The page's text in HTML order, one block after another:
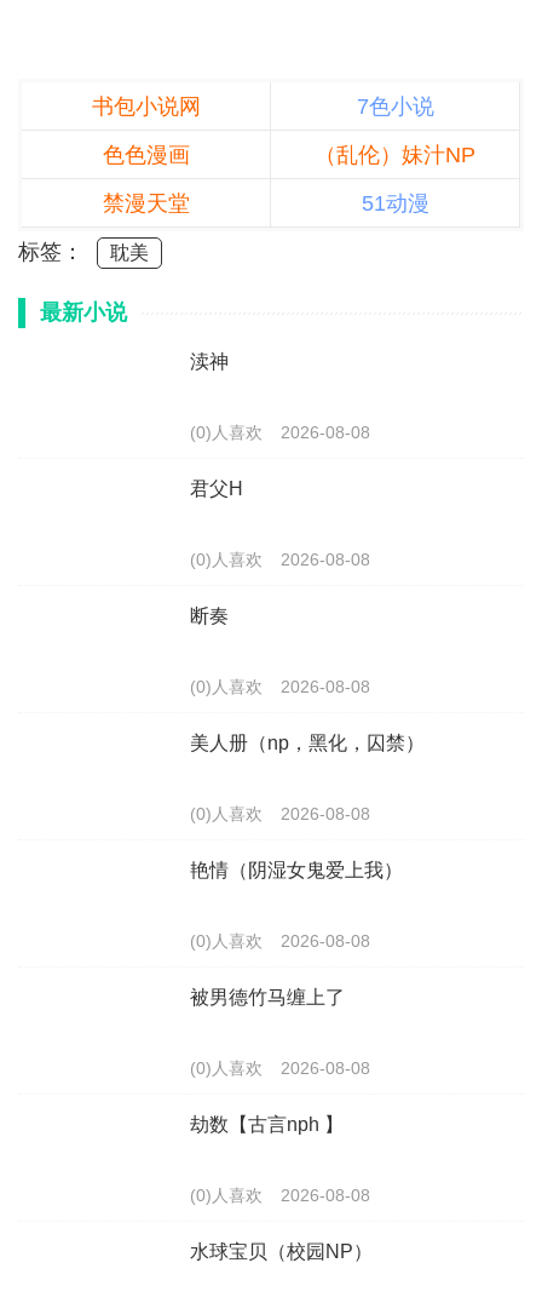
书包小说网
7色小说
色色漫画
（乱伦）妹汁NP
禁漫天堂
51动漫
标签：
耽美
最新小说
渎神
(0)人喜欢 2026-08-08
君父H
(0)人喜欢 2026-08-08
断奏
(0)人喜欢 2026-08-08
美人册（np，黑化，囚禁）
(0)人喜欢 2026-08-08
艳情（阴湿女鬼爱上我）
(0)人喜欢 2026-08-08
被男德竹马缠上了
(0)人喜欢 2026-08-08
劫数【古言nph 】
(0)人喜欢 2026-08-08
水球宝贝（校园NP）